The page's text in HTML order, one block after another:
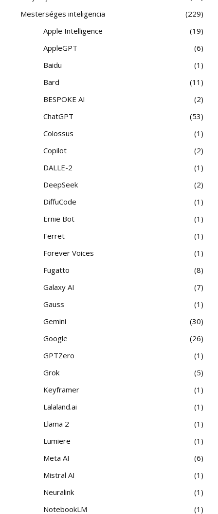
Mesterséges inteligencia
229
Apple Intelligence
19
AppleGPT
6
Baidu
1
Bard
11
BESPOKE AI
2
ChatGPT
53
Colossus
1
Copilot
2
DALLE-2
1
DeepSeek
2
DiffuCode
1
Ernie Bot
1
Ferret
1
Forever Voices
1
Fugatto
8
Galaxy AI
7
Gauss
1
Gemini
30
Google
26
GPTZero
1
Grok
5
Keyframer
1
Lalaland.ai
1
Llama 2
1
Lumiere
1
Meta AI
6
Mistral AI
1
Neuralink
1
NotebookLM
1